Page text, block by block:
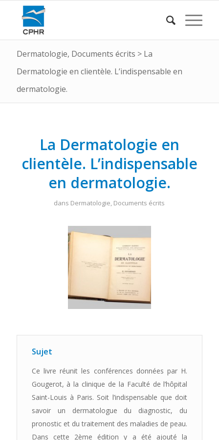
Dermatologie, Documents écrits > La
Dermatologie en clientèle. L’indispensable en
dermatologie.
La Dermatologie en
clientèle. L’indispensable
en dermatologie.
dans Dermatologie, Documents écrits
Sujet
Ce livre réunit les conférences données par H.
Gougerot, à la clinique de la Faculté de l’hôpital
Saint-Louis à Paris. Soit l’indispensable que doit
savoir un dermatologue du diagnostic, du
pronostic et du traitement des maladies de peau.
Dans cette 2ème édition y a été ajouté la